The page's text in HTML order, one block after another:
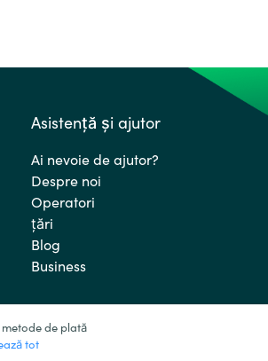
Asistență și ajutor
Ai nevoie de ajutor?
Despre noi
Operatori
ţări
Blog
Business
metode de plată
tot